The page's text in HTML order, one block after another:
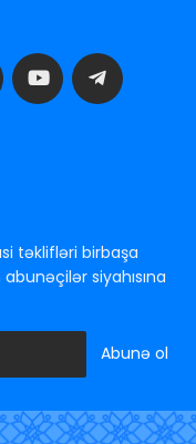
təklifləri birbaşa
siyahısına
Abunə ol